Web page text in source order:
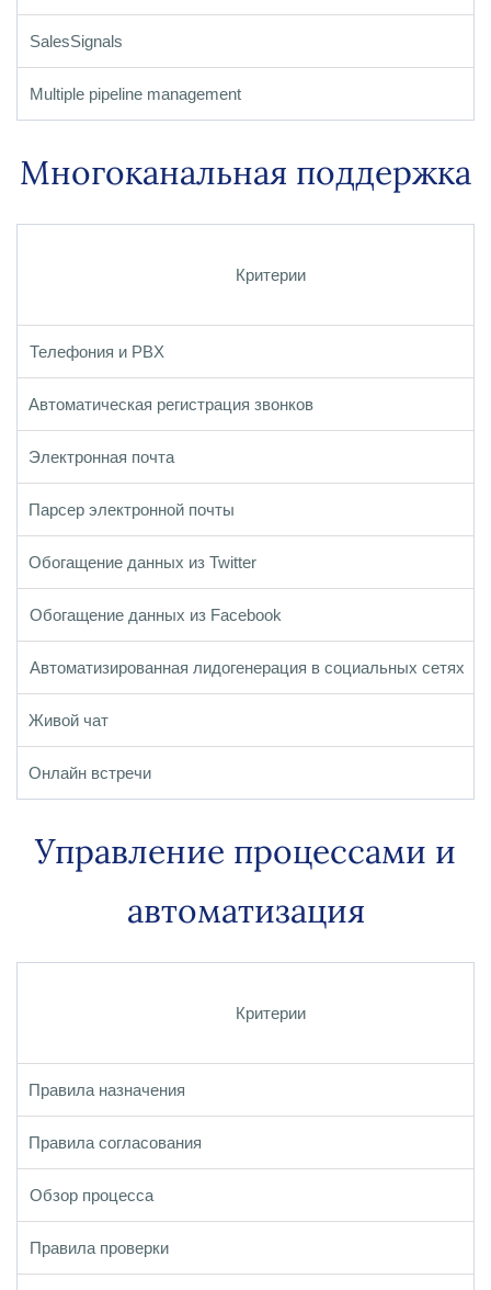
SalesSignals
Multiple pipeline management
Многоканальная поддержка
Критерии
Телефония и PBX
Автоматическая регистрация звонков
Электронная почта
Парсер электронной почты
Обогащение данных из Twitter
Обогащение данных из Facebook
Автоматизированная лидогенерация в социальных сетях
Живой чат
Онлайн встречи
Управление процессами и
автоматизация
Критерии
Правила назначения
Правила согласования
Обзор процесса
Правила проверки